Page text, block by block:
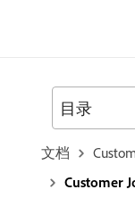
文档
Customer
目录